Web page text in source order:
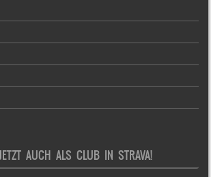
AUCH ALS CLUB IN STRAVA!